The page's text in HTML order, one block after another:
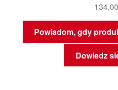
134,00
Powiadom, gdy
Dowiedz